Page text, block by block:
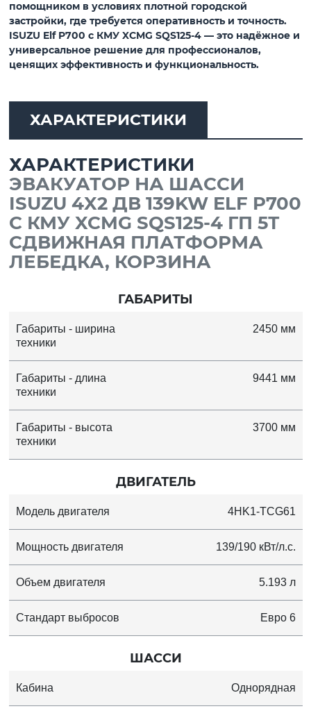
помощником в условиях плотной городской
застройки, где требуется оперативность и точность.
ISUZU Elf P700 с КМУ XCMG SQS125-4— это надёжное и
универсальное решение для профессионалов,
ценящих эффективность и функциональность.
ХАРАКТЕРИСТИКИ
ХАРАКТЕРИСТИКИ
ЭВАКУАТОР НА ШАССИ
ISUZU 4X2 ДВ 139KW ELF P700
С КМУ XCMG SQS125-4 ГП 5Т
СДВИЖНАЯ ПЛАТФОРМА
ЛЕБЕДКА, КОРЗИНА
ГАБАРИТЫ
Габариты - ширина
техники
2450 мм
Габариты - длина
техники
9441 мм
Габариты - высота
техники
3700 мм
ДВИГАТЕЛЬ
Модель двигателя 4HK1-TCG61
Мощность двигателя 139/190 кВт/л.с.
Объем двигателя 5.193 л
Стандарт выбросов Евро 6
ШАССИ
Кабина Однорядная